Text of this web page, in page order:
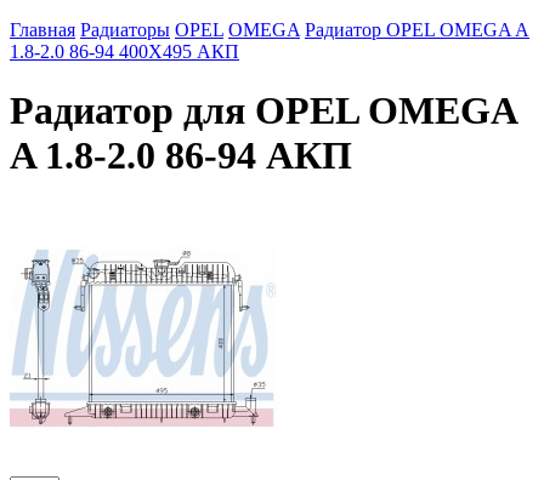
Главная Радиаторы OPEL OMEGA Радиатор OPEL OMEGA A
1.8-2.0 86-94 400Х495 АКП
Радиатор для OPEL OMEGA
A 1.8-2.0 86-94 АКП